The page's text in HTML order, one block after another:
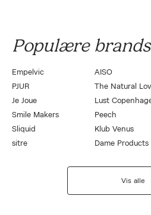
Populære brands
Empelvic AISO
PJUR
Je Joue
Smile Makers
Peech
Sliquid
Klub Venus
sitre
Dame Products
Vis alle